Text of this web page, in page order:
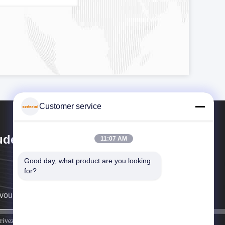
Bio-Material Co., Ltd
rappellera au plus vite.
Customer service
11:07 AM
Good day, what product are you looking
for?